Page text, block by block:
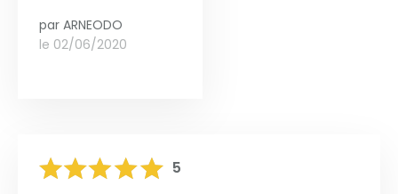
par ARNEODO
le 02/06/2020
5